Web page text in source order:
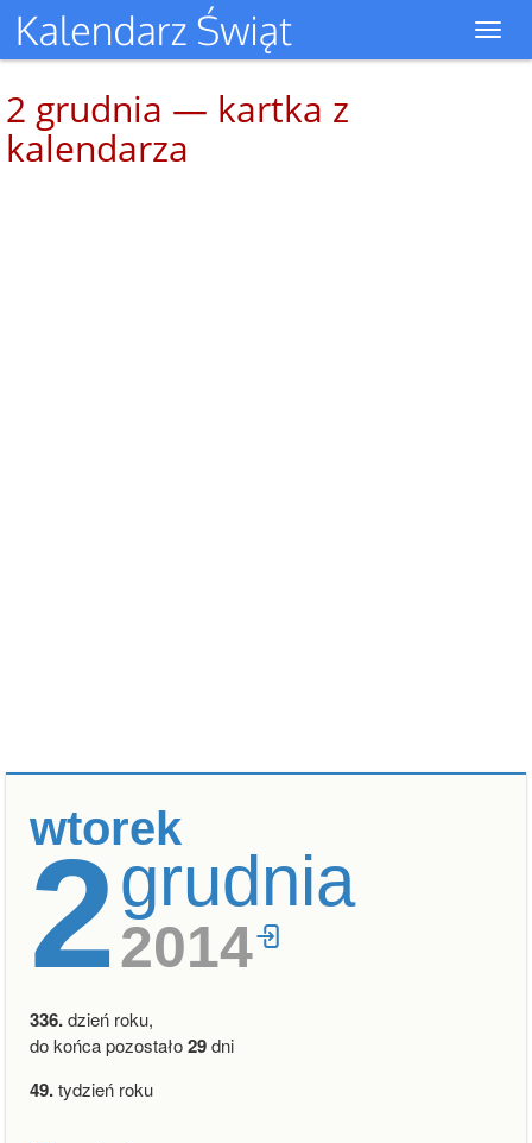
2 grudnia — kartka z
kalendarza
wtorek
2grudnia
2014
336.dzień roku,
do końca pozostało29dni
49.tydzień roku